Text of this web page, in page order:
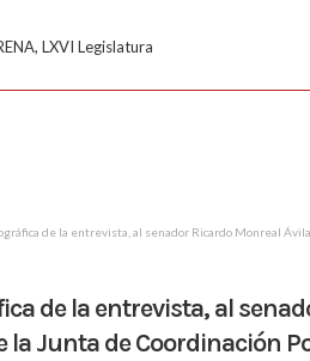
LXVI Legislatura
de la entrevista, al senador Ricardo Monreal
de la entrevista, al
la Junta de Coordinación